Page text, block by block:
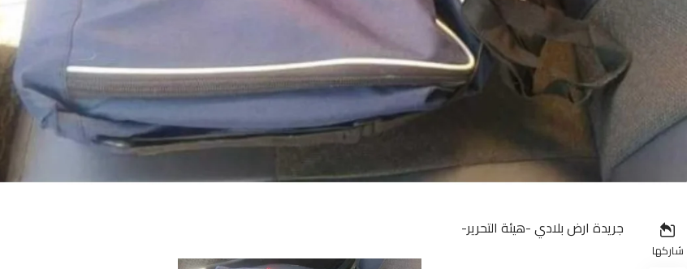
شاركها
جريدة ارض بلادي -هيئة التحرير-